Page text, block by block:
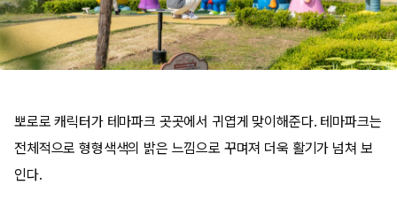
뽀로로 캐릭터가 테마파크 곳곳에서 귀엽게 맞이해준다. 테마파크는
전체적으로 형형색색의 밝은 느낌으로 꾸며져 더욱 활기가 넘쳐 보
인다.